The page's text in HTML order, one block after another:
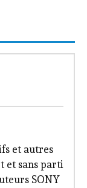
et autres
et sans parti
SONY